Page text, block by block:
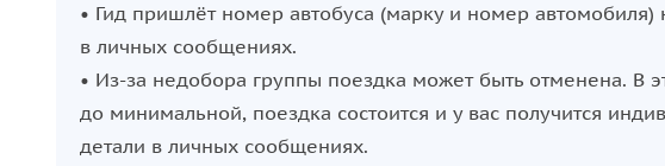
• Гид пришлёт номер автобуса (марку и номер автомобиля)
в личных сообщениях.
• Из-за недобора группы поездка может быть отменена. В
до минимальной, поездка состоится и у вас получится
детали в личных сообщениях.